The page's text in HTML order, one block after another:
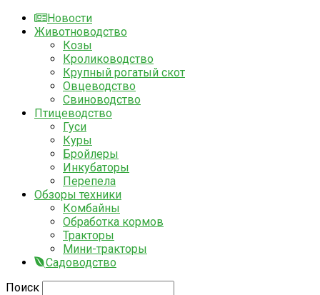
Новости
Животноводство
Козы
Кролиководство
Крупный рогатый скот
Овцеводство
Свиноводство
Птицеводство
Гуси
Куры
Бройлеры
Инкубаторы
Перепела
Обзоры техники
Комбайны
Обработка кормов
Тракторы
Мини-тракторы
Садоводство
Поиск